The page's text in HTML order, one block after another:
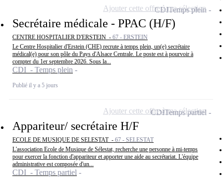
Secrétaire médicale - PPAC (H/F)
CENTRE HOSPITALIER D'ERSTEIN - 67 - ERSTEIN
Le Centre Hospitalier d'Erstein (CHE) recrute à temps plein, un(e) secrétaire
médical(e) pour son pôle du Pays d'Alsace Centrale. Le poste est à pourvoir à
compter du 1er septembre 2026. Sous la...
CDI - Temps plein
Publié il y a 5 jours
CDITemps plein
Ajouter cette offre à ma sélection
Appariteur/ secrétaire H/F
ECOLE DE MUSIQUE DE SELESTAT - 67 - SELESTAT
L'association Ecole de Musique de Sélestat, recherche une personne à mi-temps
pour exercer la fonction d'appariteur et apporter une aide au secrétariat. L'équipe
administrative est composée d'un...
CDI - Temps partiel
CDITemps partiel
Ajouter cette offre à ma sélection